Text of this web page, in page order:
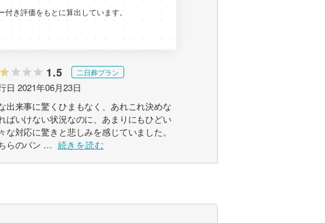
き評価をもとに算出しています。
1.5 二日葬プラン
日 2021年06月23日
出来事に驚くひまもなく、あれこれ決めな
ばいけない状況なのに、あまりにもひどい
な対応に驚きと悲しみを感じていました。
らのパン … 続きを読む